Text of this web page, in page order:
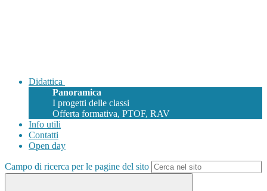
Didattica
Panoramica
I progetti delle classi
Offerta formativa, PTOF, RAV
Info utili
Contatti
Open day
Campo di ricerca per le pagine del sito